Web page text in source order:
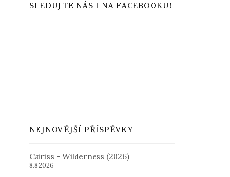
SLEDUJTE NÁS I NA FACEBOOKU!
NEJNOVĚJŠÍ PŘÍSPĚVKY
Cairiss – Wilderness (2026)
8.8.2026